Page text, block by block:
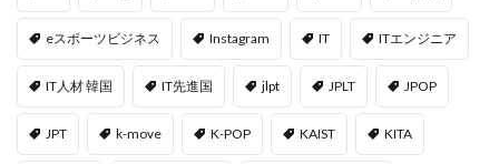
eスポーツビジネス Instagram IT ITエンジニア
IT人材 韓国 IT先進国 jlpt JPLT JPOP
JPT k-move K-POP KAIST KITA